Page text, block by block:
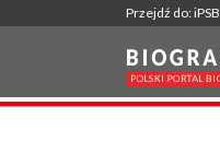
Przejdź do: iPSB